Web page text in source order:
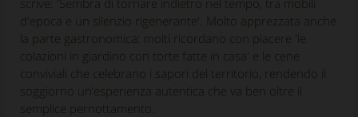
d'epoca e un silenzio rigenerante'. Molto apprezzata anche
la parte gastronomica: molti ricordano con piacere 'le
colazioni in giardino con torte fatte in casa' e le cene
conviviali che celebrano i sapori del territorio, rendendo il
soggiorno un’esperienza autentica che va ben oltre il
semplice pernottamento.